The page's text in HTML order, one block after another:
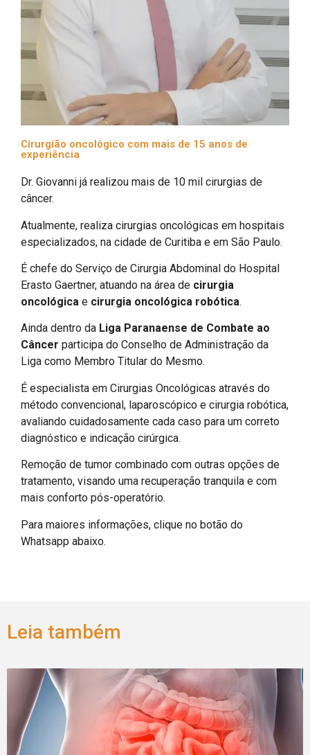
Cirurgião oncológico com mais de 15 anos de
experiência
Dr. Giovanni já realizou mais de 10 mil cirurgias de
câncer.
Atualmente, realiza cirurgias oncológicas em hospitais
especializados, na cidade de Curitiba e em São Paulo.
É chefe do Serviço de Cirurgia Abdominal do Hospital
Erasto Gaertner, atuando na área de cirurgia
oncológica e cirurgia oncológica robótica.
Ainda dentro da Liga Paranaense de Combate ao
Câncer participa do Conselho de Administração da
Liga como Membro Titular do Mesmo.
É especialista em Cirurgias Oncológicas através do
método convencional, laparoscópico e cirurgia robótica,
avaliando cuidadosamente cada caso para um correto
diagnóstico e indicação cirúrgica.
Remoção de tumor combinado com outras opções de
tratamento, visando uma recuperação tranquila e com
mais conforto pós-operatório.
Para maiores informações, clique no botão do
Whatsapp abaixo.
Leia também